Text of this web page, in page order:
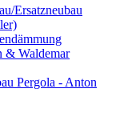
Ersatzneubau
& Waldemar
Pergola - Anton